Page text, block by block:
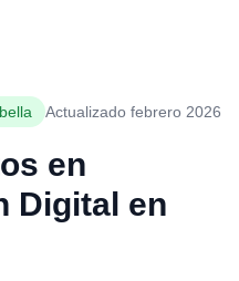
Actualizado febrero 2026
en
Digital en